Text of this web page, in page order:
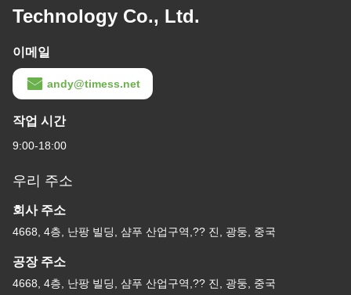
Technology Co., Ltd.
이메일
andy@timess.net
작업 시간
9:00-18:00
우리 주소
회사 주소
4668, 4층, 난팡 빌딩, 샴푸 산업구역,?? 진, 광둥, 중국
공장 주소
4668, 4층, 난팡 빌딩, 샴푸 산업구역,?? 진, 광둥, 중국